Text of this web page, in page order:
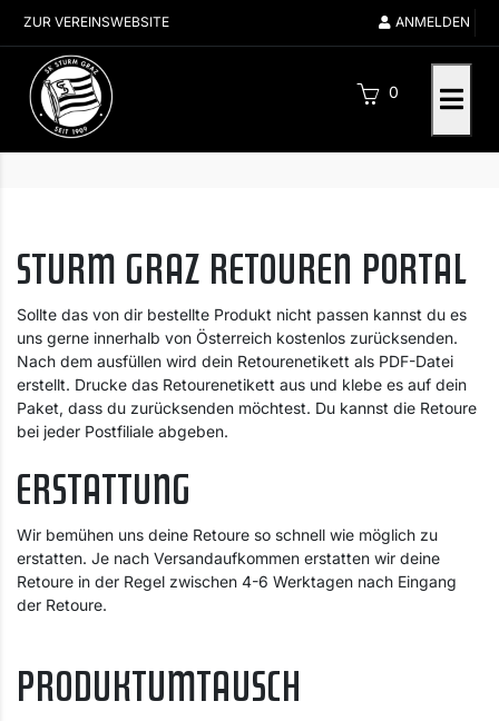
ZUR VEREINSWEBSITE ANMELDEN
0
STURM GRAZ RETOUREN PORTAL
Sollte das von dir bestellte Produkt nicht passen kannst du es
uns gerne innerhalb von Österreich kostenlos zurücksenden.
Nach dem ausfüllen wird dein Retourenetikett als PDF-Datei
erstellt. Drucke das Retourenetikett aus und klebe es auf dein
Paket, dass du zurücksenden möchtest. Du kannst die Retoure
bei jeder Postfiliale abgeben.
ERSTATTUNG
Wir bemühen uns deine Retoure so schnell wie möglich zu
erstatten. Je nach Versandaufkommen erstatten wir deine
Retoure in der Regel zwischen 4-6 Werktagen nach Eingang
der Retoure.
PRODUKTUMTAUSCH